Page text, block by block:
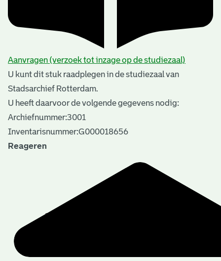
Aanvragen (verzoek tot inzage op de studiezaal)
U kunt dit stuk raadplegen in de studiezaal van
Stadsarchief Rotterdam.
U heeft daarvoor de volgende gegevens nodig:
Archiefnummer:3001
Inventarisnummer:G000018656
Reageren